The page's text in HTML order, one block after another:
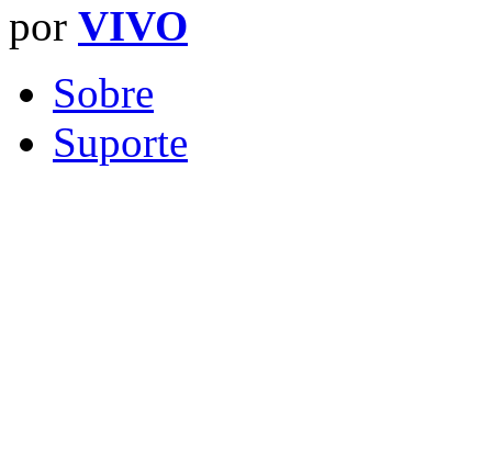
por VIVO
Sobre
Suporte